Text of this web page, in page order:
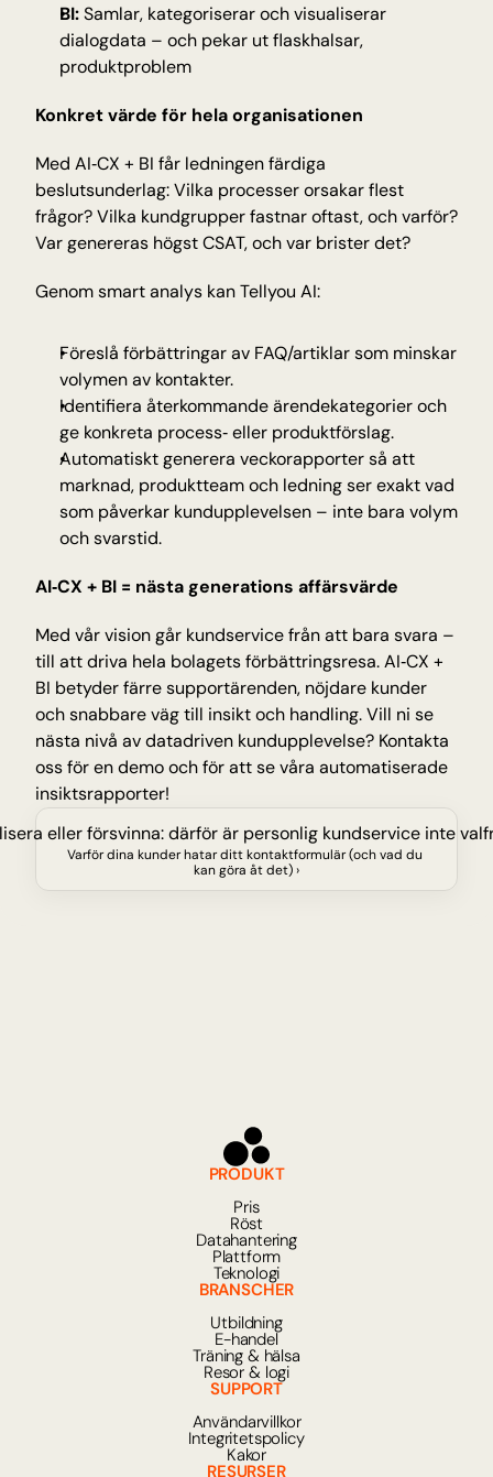
BI: Samlar, kategoriserar och visualiserar
dialogdata – och pekar ut flaskhalsar,
produktproblem
Konkret värde för hela organisationen
Med AI‑CX + BI får ledningen färdiga
beslutsunderlag: Vilka processer orsakar flest
frågor? Vilka kundgrupper fastnar oftast, och varför?
Var genereras högst CSAT, och var brister det?
Genom smart analys kan Tellyou AI:
Föreslå förbättringar av FAQ/artiklar som minskar
volymen av kontakter.
Identifiera återkommande ärendekategorier och
ge konkreta process‑ eller produktförslag.
Automatiskt generera veckorapporter så att
marknad, produktteam och ledning ser exakt vad
som påverkar kundupplevelsen – inte bara volym
och svarstid.
AI‑CX + BI = nästa generations affärsvärde
Med vår vision går kundservice från att bara svara –
till att driva hela bolagets förbättringsresa. AI‑CX +
BI betyder färre supportärenden, nöjdare kunder
och snabbare väg till insikt och handling. Vill ni se
nästa nivå av datadriven kundupplevelse? Kontakta
oss för en demo och för att se våra automatiserade
insiktsrapporter!
eller försvinna: därför är personlig kundservice inte
Varför dina kunder hatar ditt kontaktformulär (och vad du
kan göra åt det) ›
PRODUKT
Pris
Röst
Datahantering
Plattform
Teknologi
BRANSCHER
Utbildning
E-handel
Träning & hälsa
Resor & logi
SUPPORT
Användarvillkor
Integritetspolicy
Kakor
RESURSER